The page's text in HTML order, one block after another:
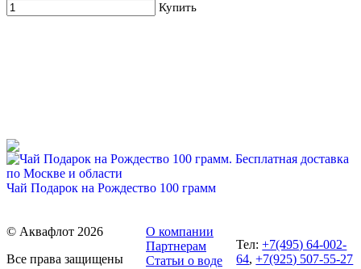
Для новых клиентов. Стартовый набор ХВАЛОВСКАЯ
Premium (3х19л)
549 руб1 665 руб
Купить
Чай Подарок на Рождество 100 грамм
Купить
© Аквафлот 2026
Все права защищены
О компании
Партнерам
Статьи о воде
Тел:+7(495) 64-002-
64,+7(925) 507-55-27